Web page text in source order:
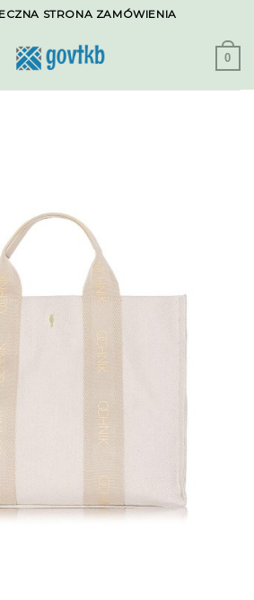
STRONA ZAMÓWIENIA
0